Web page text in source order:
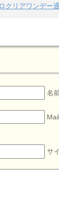
クリアワンデー
名
サ